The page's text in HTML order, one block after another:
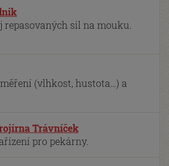
repasovaných sil na mouku.
(vlhkost, hustota…) a
Trávníček
pro pekárny.